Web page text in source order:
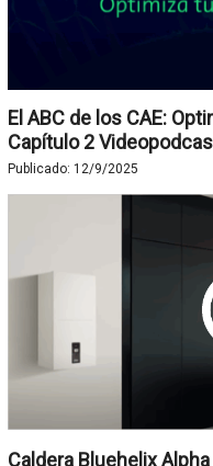
El ABC de los CAE:
Capítulo 2
Publicado: 12/9/2025
Caldera Bluehelix